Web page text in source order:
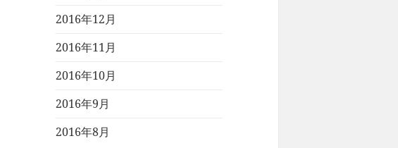
2016年12月
2016年11月
2016年10月
2016年9月
2016年8月